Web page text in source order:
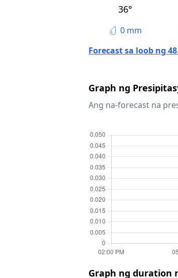
36°
0 mm
Forecast sa loob ng
Graph ng
Ang na-forecast na
Graph ng duration